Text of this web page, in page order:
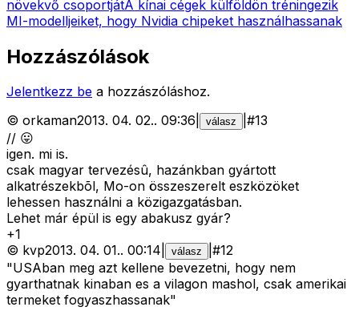
növekvő csoportjátA kínai cégek külföldön tréningezik
MI-modelljeiket, hogy Nvidia chipeket használhassanak
Hozzászólások
Jelentkezz be a hozzászóláshoz.
© orkaman2013. 04. 02.. 09:36 válasz #13
// 😛
igen. mi is.
csak magyar tervezésû, hazánkban gyártott
alkatrészekbõl, Mo-on összeszerelt eszközöket
lehessen használni a közigazgatásban.
Lehet már épül is egy abakusz gyár?
+1
© kvp2013. 04. 01.. 00:14 válasz #12
"USAban meg azt kellene bevezetni, hogy nem
gyarthatnak kinaban es a vilagon mashol, csak amerikai
termeket fogyaszhassanak"